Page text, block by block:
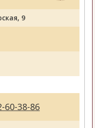
9
60-38-86